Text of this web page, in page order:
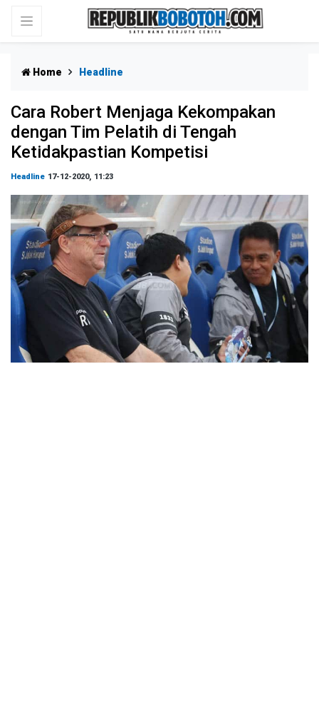
Home Headline
Cara Robert Menjaga Kekompakan
dengan Tim Pelatih di Tengah
Ketidakpastian Kompetisi
Headline 17-12-2020, 11:23